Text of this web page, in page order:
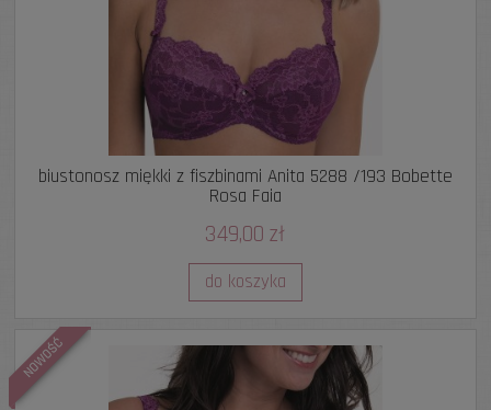
biustonosz miękki z fiszbinami Anita 5288 /193 Bobette
Rosa Faia
349,00 zł
do koszyka
NOWOŚĆ